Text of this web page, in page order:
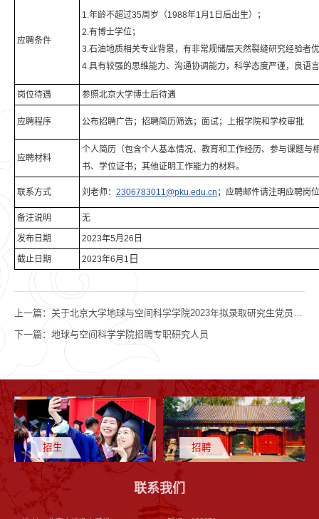
应聘条件
1.年龄不超过35周岁（1988年1月1日后出生）；
2.有博士学位；
3.石油地质相关专业背景，有非常规储层天然裂缝研究经验者
4.具有较强的思维能力、沟通协调能力，科学态度严谨，良语
岗位待遇 参照北京大学博士后待遇
应聘程序 公布招聘广告；招聘简历筛选；面试；上报学院和学校审批
应聘材料
个人简历（包含个人基本情况、教育和工作经历、参与课题与
书、学位证书；其他证明工作能力的材料。
联系方式 刘老师： 2306783011@pku.edu.cn ；应聘邮件请注明应聘岗
备注说明 无
发布日期 2023年5月26日
截止日期 2023年6月1 日
上一篇： 关于北京大学地球与空间科学学院2023年拟录取研究生党员组织关系接转工作的通知
下一篇： 地球与空间科学学院招聘专职研究人员
招生 招聘
联系我们